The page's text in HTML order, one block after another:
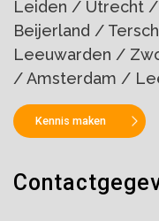
Leiden / Utrecht
Beijerland /
Leeuwarden /
/ Amsterdam /
Kennis maken